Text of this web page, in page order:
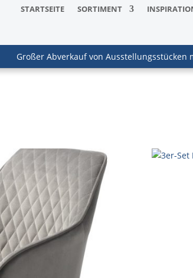
STARTSEITE SORTIMENT
Großer Abverkauf von Ausstellungsstücken